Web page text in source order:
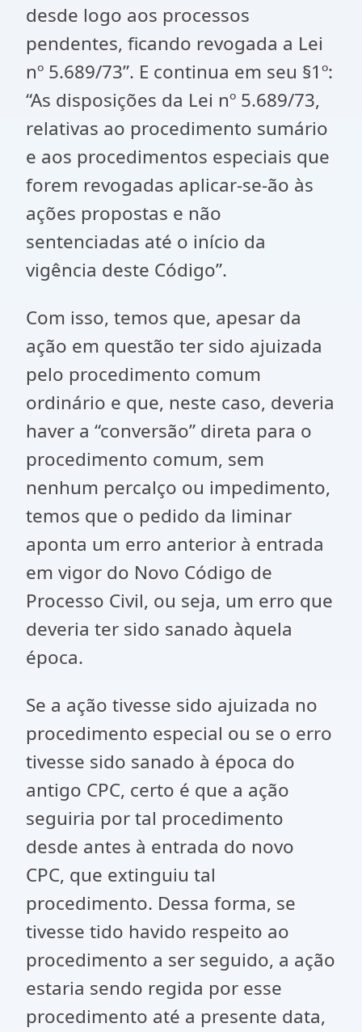
desde logo aos processos
pendentes, ficando revogada a Lei
nº 5.689/73”. E continua em seu §1º:
“As disposições da Lei nº 5.689/73,
relativas ao procedimento sumário
e aos procedimentos especiais que
forem revogadas aplicar-se-ão às
ações propostas e não
sentenciadas até o início da
vigência deste Código”.
Com isso, temos que, apesar da
ação em questão ter sido ajuizada
pelo procedimento comum
ordinário e que, neste caso, deveria
haver a “conversão” direta para o
procedimento comum, sem
nenhum percalço ou impedimento,
temos que o pedido da liminar
aponta um erro anterior à entrada
em vigor do Novo Código de
Processo Civil, ou seja, um erro que
deveria ter sido sanado àquela
época.
Se a ação tivesse sido ajuizada no
procedimento especial ou se o erro
tivesse sido sanado à época do
antigo CPC, certo é que a ação
seguiria por tal procedimento
desde antes à entrada do novo
CPC, que extinguiu tal
procedimento. Dessa forma, se
tivesse tido havido respeito ao
procedimento a ser seguido, a ação
estaria sendo regida por esse
procedimento até a presente data,